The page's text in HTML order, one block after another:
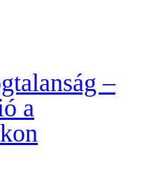
–
a